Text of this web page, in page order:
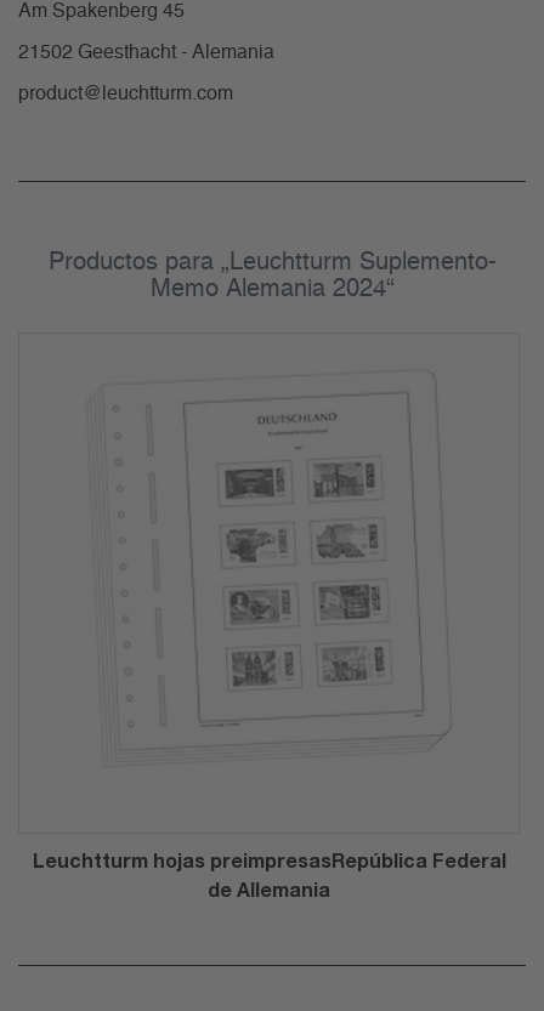
Am Spakenberg 45
21502 Geesthacht - Alemania
product@leuchtturm.com
Productos para „Leuchtturm Suplemento-
Memo Alemania 2024“
Leuchtturm hojas preimpresasRepública Federal
de Allemania